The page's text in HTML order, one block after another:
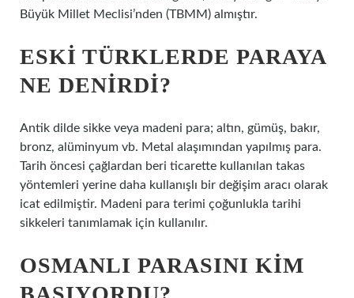
Büyük Millet Meclisi’nden (TBMM) almıştır.
ESKI TÜRKLERDE PARAYA
NE DENIRDI?
Antik dilde sikke veya madeni para; altın, gümüş, bakır,
bronz, alüminyum vb. Metal alaşımından yapılmış para.
Tarih öncesi çağlardan beri ticarette kullanılan takas
yöntemleri yerine daha kullanışlı bir değişim aracı olarak
icat edilmiştir. Madeni para terimi çoğunlukla tarihi
sikkeleri tanımlamak için kullanılır.
OSMANLI PARASINI KIM